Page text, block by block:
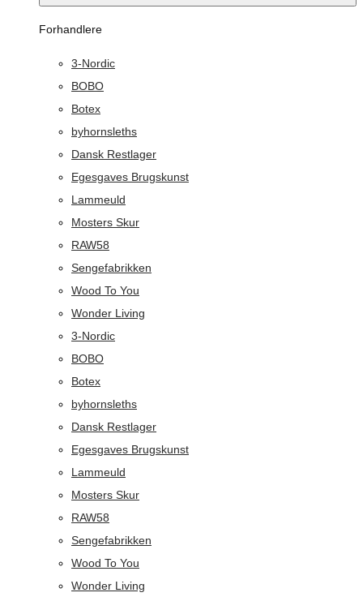
Forhandlere
3-Nordic
BOBO
Botex
byhornsleths
Dansk Restlager
Egesgaves Brugskunst
Lammeuld
Mosters Skur
RAW58
Sengefabrikken
Wood To You
Wonder Living
3-Nordic
BOBO
Botex
byhornsleths
Dansk Restlager
Egesgaves Brugskunst
Lammeuld
Mosters Skur
RAW58
Sengefabrikken
Wood To You
Wonder Living